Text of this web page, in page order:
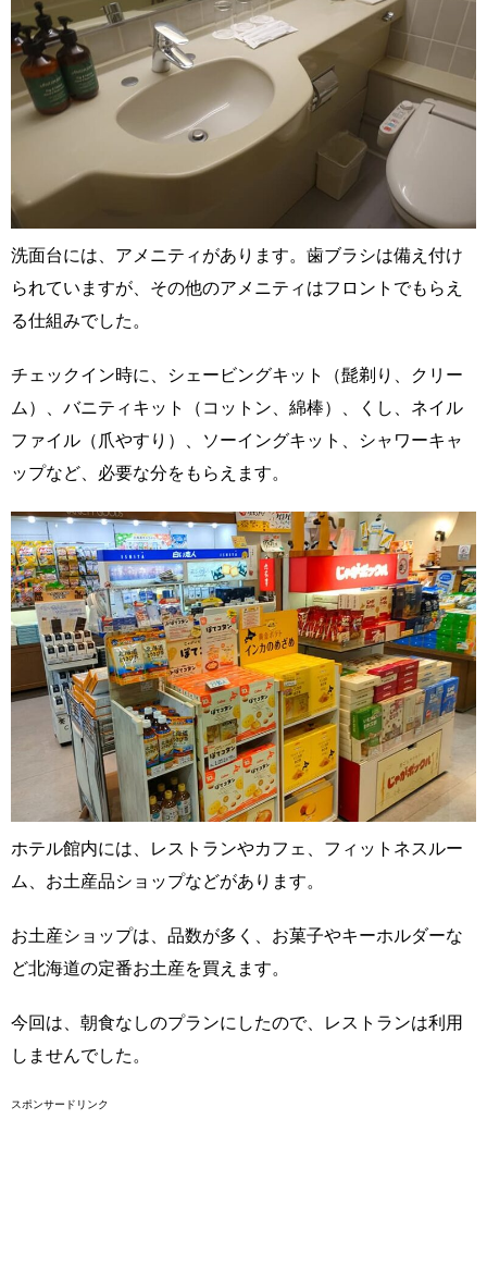
洗面台には、アメニティがあります。歯ブラシは備え付け
られていますが、その他のアメニティはフロントでもらえ
る仕組みでした。
チェックイン時に、シェービングキット（髭剃り、クリー
ム）、バニティキット（コットン、綿棒）、くし、ネイル
ファイル（爪やすり）、ソーイングキット、シャワーキャ
ップなど、必要な分をもらえます。
ホテル館内には、レストランやカフェ、フィットネスルー
ム、お土産品ショップなどがあります。
お土産ショップは、品数が多く、お菓子やキーホルダーな
ど北海道の定番お土産を買えます。
今回は、朝食なしのプランにしたので、レストランは利用
しませんでした。
スポンサードリンク